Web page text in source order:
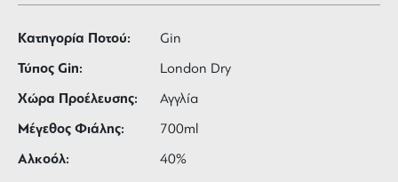
Κατηγορία Ποτού: Gin
Τύπος Gin: London Dry
Χώρα Προέλευσης: Αγγλία
Μέγεθος Φιάλης: 700ml
Αλκοόλ: 40%